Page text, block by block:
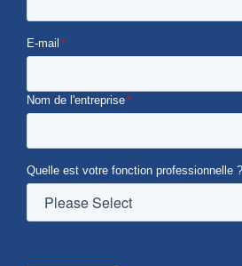
E-mail *
Nom de l'entreprise*
Quelle est votre fonction professionnelle ?